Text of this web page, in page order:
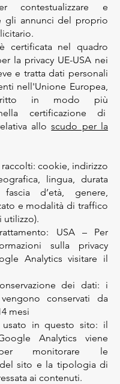
contestualizzare e
gli annunci del proprio
certificata nel quadro
la privacy UE-USA nei
e tratta dati personali
nell'Unione Europea,
in modo più
certificazione di
alloscudo per la
cookie, indirizzo
lingua, durata
d’età, genere,
e modalità di traffico
utilizzo).
USA – Per
sulla privacy
Analytics visitare il
dei dati: i
conservati da
mesi
usato in questo sito: il
Analytics viene
monitorare le
sito e la tipologia di
ai contenuti.